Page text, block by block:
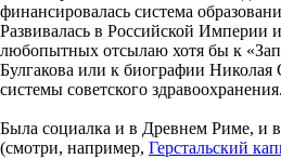
финансировалась система
Развивалась в Российской Империи
любопытных отсылаю хотя бы к
Булгакова или к биографии Николая
системы советского здравоохранения.
Была социалка и в Древнем Риме, и
(смотри, например, Герстальский